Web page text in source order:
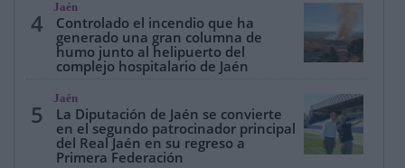
4
Jaén
Controlado el incendio que ha
generado una gran columna de
humo junto al helipuerto del
complejo hospitalario de Jaén
5
Jaén
La Diputación de Jaén se convierte
en el segundo patrocinador principal
del Real Jaén en su regreso a
Primera Federación